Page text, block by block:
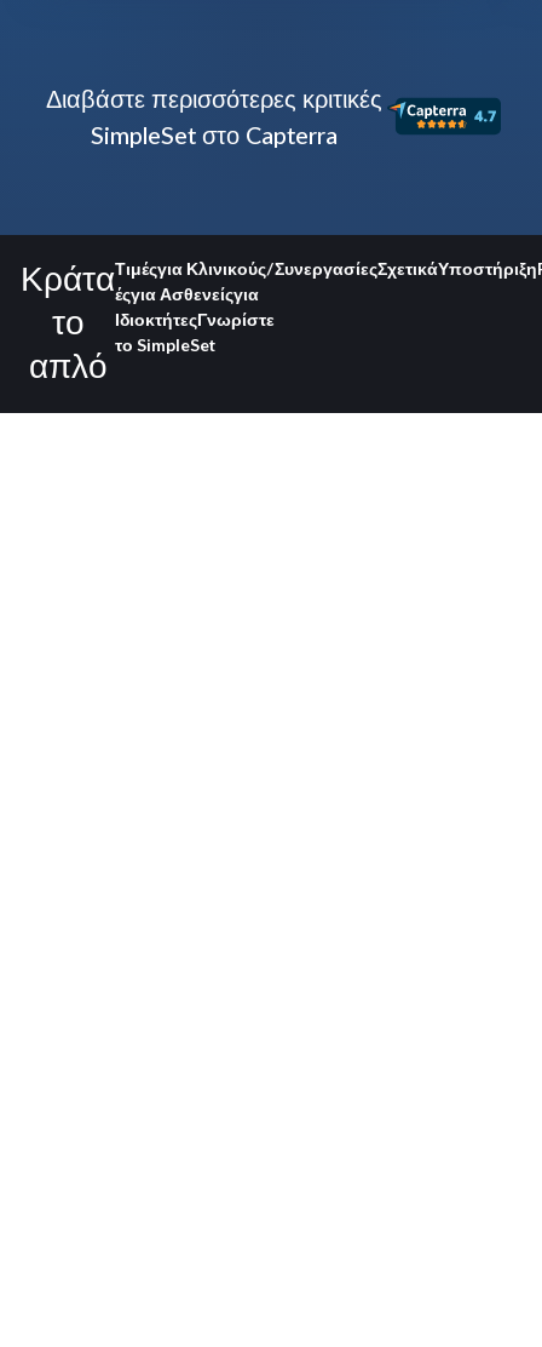
Διαβάστε περισσότερες κριτικές
SimpleSet στο Capterra
Κράτα
το
απλό
Τιμέςγια Κλινικούς/
έςγια Ασθενείςγια
ΙδιοκτήτεςΓνωρίστε
το SimpleSet
ΣυνεργασίεςΣχετικάΥποστήριξη